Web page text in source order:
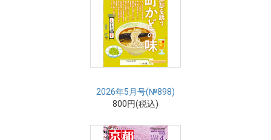
2026年5月号(№898)
800円(税込)